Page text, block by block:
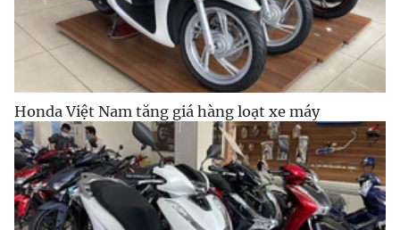
Honda Việt Nam tăng giá hàng loạt xe máy